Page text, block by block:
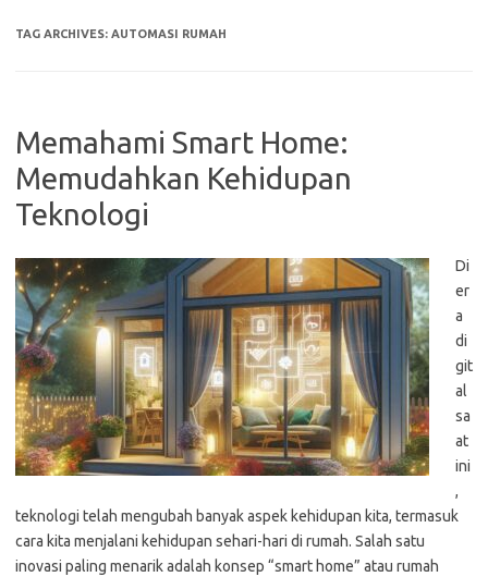
TAG ARCHIVES: AUTOMASI RUMAH
Memahami Smart Home:
Memudahkan Kehidupan
Teknologi
Di
er
a
di
git
al
sa
at
ini
,
teknologi telah mengubah banyak aspek kehidupan kita, termasuk
cara kita menjalani kehidupan sehari-hari di rumah. Salah satu
inovasi paling menarik adalah konsep “smart home” atau rumah